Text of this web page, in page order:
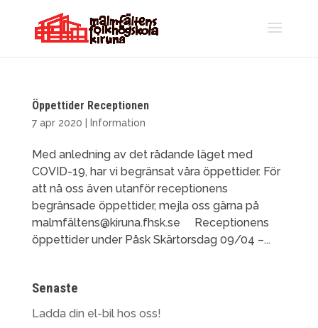
Öppettider Receptionen
7 apr 2020 Information
Med anledning av det rådande läget med
COVID-19, har vi begränsat våra öppettider. För
att nå oss även utanför receptionens
begränsade öppettider, mejla oss gärna på
malmfältens@kiruna.fhsk.se Receptionens
öppettider under Påsk Skärtorsdag 09/04 –...
Senaste
Ladda din el-bil hos oss!